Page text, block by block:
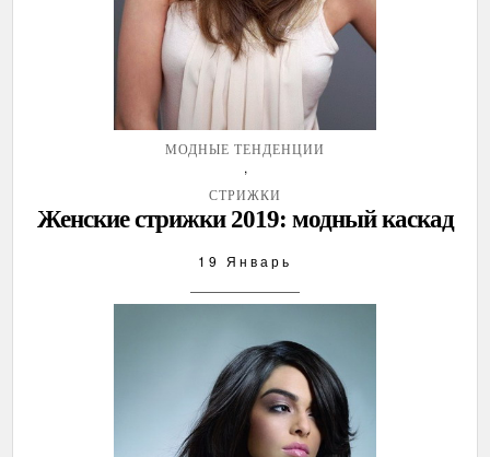
МОДНЫЕ ТЕНДЕНЦИИ
,
СТРИЖКИ
Женские стрижки 2019: модный каскад
19 Январь